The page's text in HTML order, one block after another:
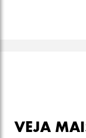
VEJA